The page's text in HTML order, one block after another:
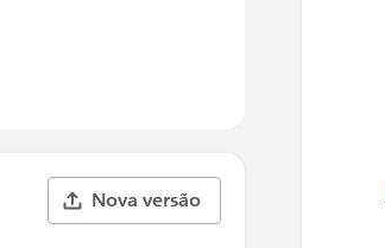
Nova versão